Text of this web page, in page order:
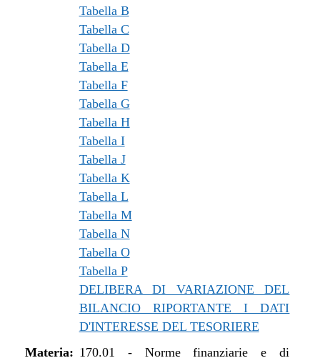
Tabella B
Tabella C
Tabella D
Tabella E
Tabella F
Tabella G
Tabella H
Tabella I
Tabella J
Tabella K
Tabella L
Tabella M
Tabella N
Tabella O
Tabella P
DELIBERA DI VARIAZIONE DEL
BILANCIO RIPORTANTE I DATI
D'INTERESSE DEL TESORIERE
Materia: 170.01 - Norme finanziarie e di